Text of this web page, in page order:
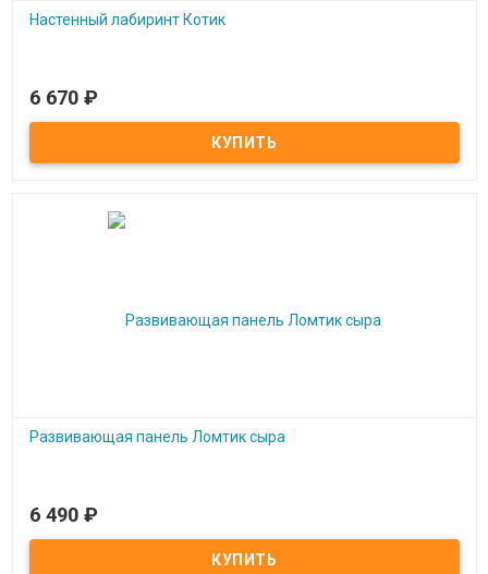
Настенный лабиринт Котик
Под заказ
Настенный лабиринт Котик
6 670 ₽
Развивающая панель Ломтик сыра
Под заказ
Развивающая панель Ломтик сыра
6 490 ₽